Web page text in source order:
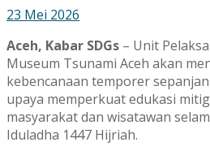
23 Mei 2026
Aceh, Kabar SDGs – Unit
Museum Tsunami Aceh akan
kebencanaan temporer
upaya memperkuat edukasi
masyarakat dan wisatawan
Iduladha 1447 Hijriah.